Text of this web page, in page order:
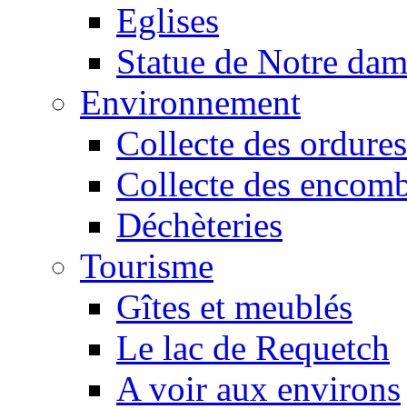
Eglises
Statue de Notre
Environnement
Collecte des ordures
Collecte des
Déchèteries
Tourisme
Gîtes et meublés
Le lac de Requetch
A voir aux environs